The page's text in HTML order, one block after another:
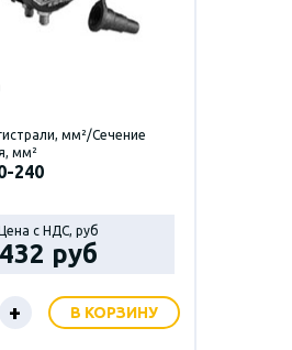
мм²/Сечение
мм²
240
с НДС, руб
432 руб
+ В КОРЗИНУ